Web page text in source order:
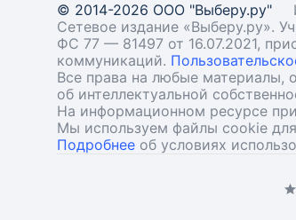
© 2014-2026 ООО "Выберу.ру"
Сетевое издание «Выберу.ру».
ФС 77 — 81497 от 16.07.2021,
коммуникаций.
Все права на любые материалы,
об интеллектуальной
На информационном ресурсе
Мы используем файлы cookie
Подробнее об условиях